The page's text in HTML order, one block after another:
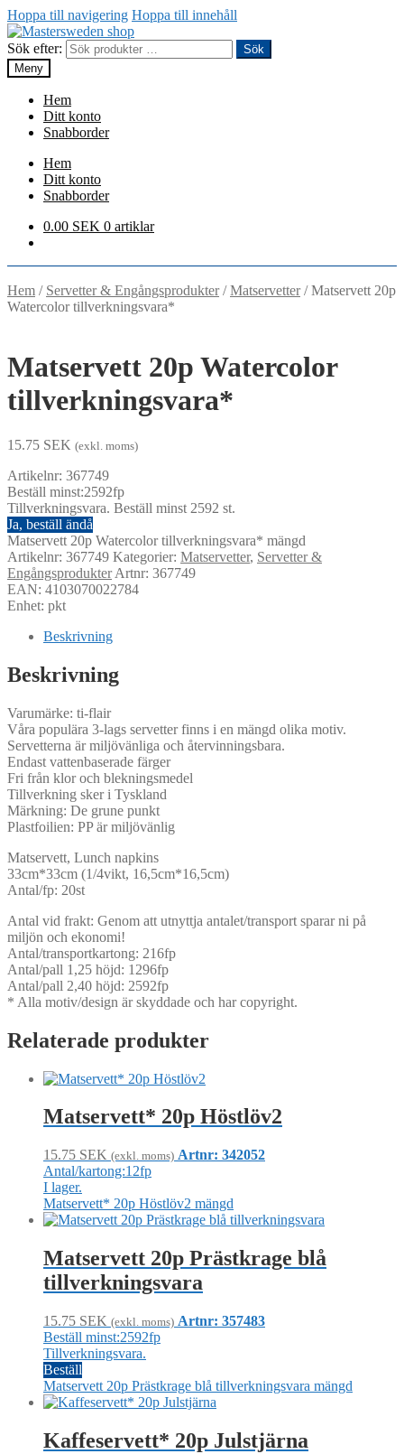
Hoppa till navigering Hoppa till innehåll
Sök efter:
Sök
Meny
Hem
Ditt konto
Snabborder
Hem
Ditt konto
Snabborder
0.00 SEK 0 artiklar
Hem / Servetter & Engångsprodukter/Matservetter/Matservett 20p
Watercolor tillverkningsvara*
Matservett 20p Watercolor
tillverkningsvara*
15.75 SEK (exkl. moms)
Artikelnr: 367749
Beställ minst:2592fp
Tillverkningsvara. Beställ minst 2592 st.
Ja, beställ ändå
Matservett 20p Watercolor tillverkningsvara* mängd
Artikelnr: 367749 Kategorier: Matservetter, Servetter &
EngångsprodukterArtnr: 367749
EAN: 4103070022784
Enhet: pkt
Beskrivning
Beskrivning
Varumärke: ti-flair
Våra populära 3-lags servetter finns i en mängd olika motiv.
Servetterna är miljövänliga och återvinningsbara.
Endast vattenbaserade färger
Fri från klor och blekningsmedel
Tillverkning sker i Tyskland
Märkning: De grune punkt
Plastfoilien: PP är miljövänlig
Matservett, Lunch napkins
33cm*33cm (1/4vikt, 16,5cm*16,5cm)
Antal/fp: 20st
Antal vid frakt: Genom att utnyttja antalet/transport sparar ni på
miljön och ekonomi!
Antal/transportkartong: 216fp
Antal/pall 1,25 höjd: 1296fp
Antal/pall 2,40 höjd: 2592fp
* Alla motiv/design är skyddade och har copyright.
Relaterade produkter
Matservett* 20p Höstlöv2
15.75 SEK (exkl. moms) Artnr: 342052
Antal/kartong:12fp
I lager.
Matservett* 20p Höstlöv2 mängd
Matservett 20p Prästkrage blå
tillverkningsvara
15.75 SEK (exkl. moms) Artnr: 357483
Beställ minst:2592fp
Tillverkningsvara.
Beställ
Matservett 20p Prästkrage blå tillverkningsvara mängd
Kaffeservett* 20p Julstjärna